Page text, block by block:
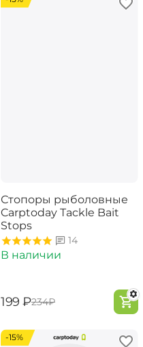
Стопоры рыболовные
Carptoday Tackle Bait
Stops
14
В наличии
‍199‍ ₽‍234‍₽
-15%